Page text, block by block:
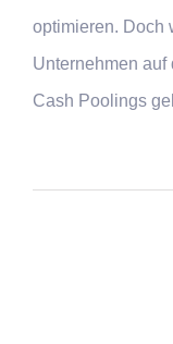
optimieren. Doch
Unternehmen
Cash Poolings